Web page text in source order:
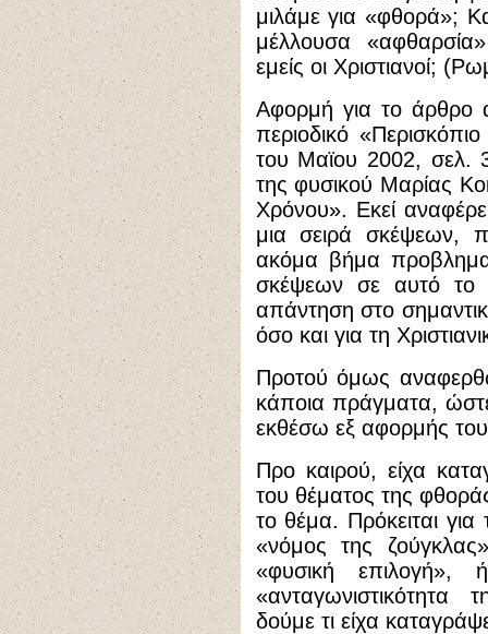
μιλάμε για «φθορά»;
μέλλουσα
εμείς οι Χριστιανοί;
Αφορμή για το άρθρο
περιοδικό
του Μαϊου 2002, σελ.
της φυσικού Μαρίας
Χρόνου». Εκεί
μια σειρά σκέψεων,
ακόμα βήμα
σκέψεων σε αυτό το
απάντηση στο
όσο και για τη
Προτού όμως
κάποια πράγματα,
εκθέσω εξ αφορμής
Προ καιρού, είχα
του θέματος της
το θέμα. Πρόκειται
«νόμος της
«φυσική επιλογή»,
«ανταγωνιστικότητα
δούμε τι είχα